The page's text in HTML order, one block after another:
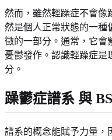
然而，雖然輕躁症不會像
然是個人正常狀態的一種
徵的一部分。通常，它會
憂鬱發作。認識輕躁症是
分。
躁鬱症譜系 與
譜系的概念能賦予力量，